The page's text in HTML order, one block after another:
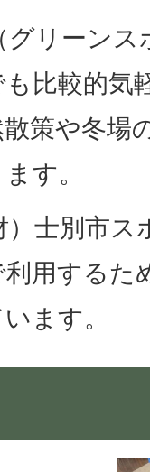
グリーン
比較的気
策や冬場
す。
士別市ス
用するた
ます。